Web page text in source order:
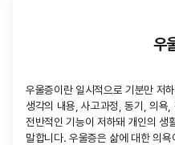
우
우울증이란 일시적으로 기분만 저
생각의 내용, 사고과정, 동기, 의욕
전반적인 기능이 저하돼 개인의 생
말합니다. 우울증은 삶에 대한 의